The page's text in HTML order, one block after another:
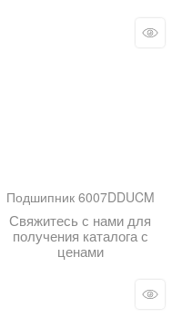
Подшипник 6007DDUCM
Свяжитесь с нами для
получения каталога с
ценами